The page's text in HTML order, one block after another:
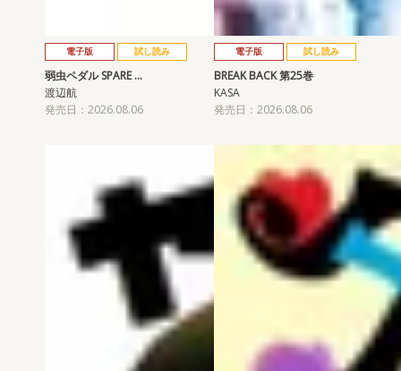
電子版 試し読み
弱虫ペダル SPARE …
渡辺航
発売日：2026.08.06
電子版 試し読み
BREAK BACK 第25巻
KASA
発売日：2026.08.06